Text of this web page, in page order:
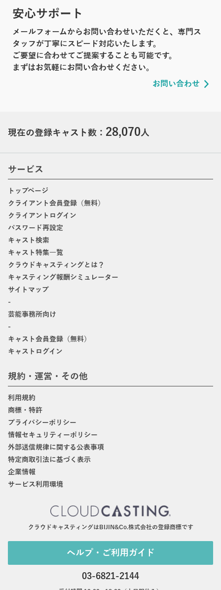
安心サポート
メールフォームからお問い合わせいただくと、専門ス
タッフが丁寧にスピード対応いたします。
ご要望に合わせてご提案することも可能です。
まずはお気軽にお問い合わせください。
お問い合わせ
現在の登録キャスト数： 28,070人
サービス
トップページ
クライアント会員登録（無料）
クライアントログイン
パスワード再設定
キャスト検索
キャスト特集一覧
クラウドキャスティングとは？
キャスティング報酬シミュレーター
サイトマップ
-
芸能事務所向け
-
キャスト会員登録（無料）
キャストログイン
規約・運営・その他
利用規約
商標・特許
プライバシーポリシー
情報セキュリティーポリシー
外部送信規律に関する公表事項
特定商取引法に基づく表示
企業情報
サービス利用環境
クラウドキャスティングはBIJIN&Co.株式会社の登録商標です
ヘルプ・ご利用ガイド
03-6821-2144